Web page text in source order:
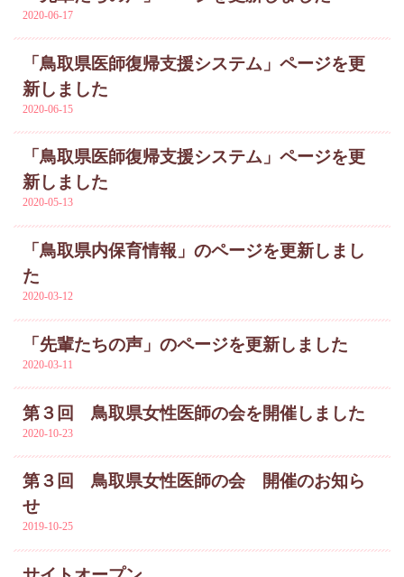
2020-06-17
「鳥取県医師復帰支援システム」ページを更
新しました
2020-06-15
「鳥取県医師復帰支援システム」ページを更
新しました
2020-05-13
「鳥取県内保育情報」のページを更新しまし
た
2020-03-12
「先輩たちの声」のページを更新しました
2020-03-11
第３回 鳥取県女性医師の会を開催しました
2020-10-23
第３回 鳥取県女性医師の会 開催のお知ら
せ
2019-10-25